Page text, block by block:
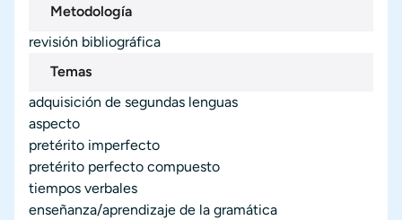
Metodología
revisión bibliográfica
Temas
adquisición de segundas lenguas
aspecto
pretérito imperfecto
pretérito perfecto compuesto
tiempos verbales
enseñanza/aprendizaje de la gramática